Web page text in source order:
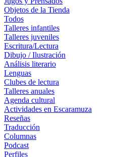
Objetos de la Tienda
Todos
Talleres infantiles
Talleres juveniles
Escritura/Lectura
Dibujo / Ilustración
Análisis literario
Lenguas
Clubes de lectura
Talleres anuales
Agenda cultural
Actividades en Escaramuza
Reseñas
Traducción
Columnas
Podcast
Perfiles